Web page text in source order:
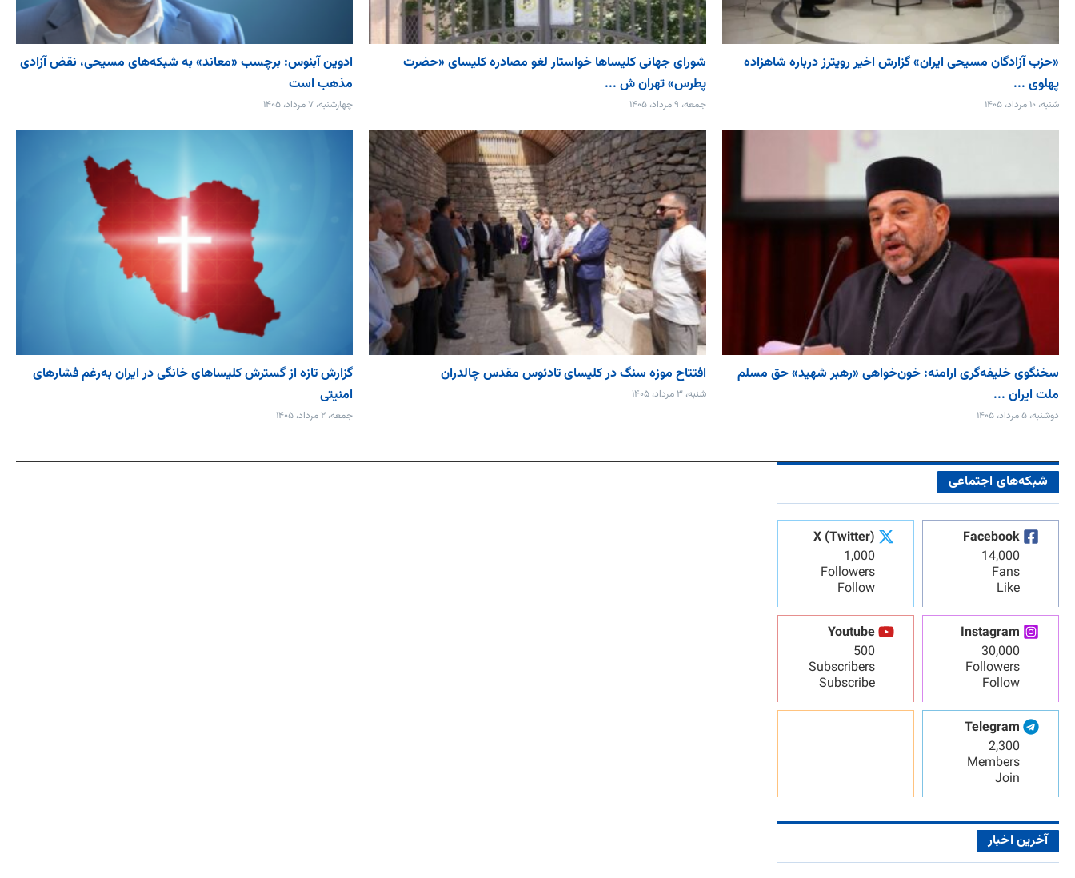
«حزب آزادگان مسیحی ایران» گزارش اخیر رویترز درباره شاهزاده
پهلوی ...
شنبه، ۱۰ مرداد، ۱۴۰۵
شورای جهانی کلیساها خواستار لغو مصادره کلیسای «حضرت
پطرس» تهران ش ...
جمعه، ۹ مرداد، ۱۴۰۵
ادوین آبنوس: برچسب «معاند» به شبکه‌های مسیحی، نقض آزادی
مذهب است
چهارشنبه، ۷ مرداد، ۱۴۰۵
سخنگوی خلیفه‌گری ارامنه: خون‌خواهی «رهبر شهید» حق مسلم
ملت ایران ...
دوشنبه، ۵ مرداد، ۱۴۰۵
افتتاح موزه سنگ در کلیسای تادئوس مقدس چالدران
شنبه، ۳ مرداد، ۱۴۰۵
گزارش تازه از گسترش کلیساهای خانگی در ایران به‌رغم فشارهای
امنیتی
جمعه، ۲ مرداد، ۱۴۰۵
شبکه‌های اجتماعی
Facebook
14,000
Fans
Like
X (Twitter)
1,000
Followers
Follow
Instagram
30,000
Followers
Follow
Youtube
500
Subscribers
Subscribe
Telegram
2,300
Members
Join
آخرین اخبار